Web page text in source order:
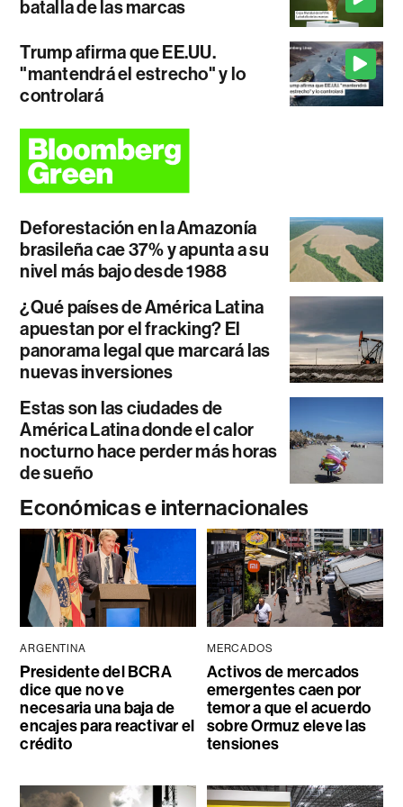
batalla de las marcas
Trump afirma que EE.UU.
"mantendrá el estrecho" y lo
controlará
Deforestación en la Amazonía
brasileña cae 37% y apunta a su
nivel más bajo desde 1988
¿Qué países de América Latina
apuestan por el fracking? El
panorama legal que marcará las
nuevas inversiones
Estas son las ciudades de
América Latina donde el calor
nocturno hace perder más horas
de sueño
Económicas e internacionales
ARGENTINA
Presidente del BCRA
dice que no ve
necesaria una baja de
encajes para reactivar el
crédito
MERCADOS
Activos de mercados
emergentes caen por
temor a que el acuerdo
sobre Ormuz eleve las
tensiones